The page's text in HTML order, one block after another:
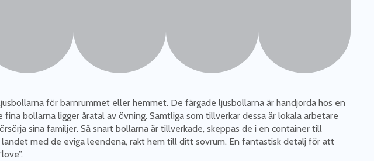
för barnrummet eller hemmet. De färgade ljusbollarna är handjorda hos en
bollarna ligger åratal av övning. Samtliga som tillverkar dessa är lokala arbetare
sina familjer. Så snart bollarna är tillverkade, skeppas de i en container till
med de eviga leendena, rakt hem till ditt sovrum. En fantastisk detalj för att